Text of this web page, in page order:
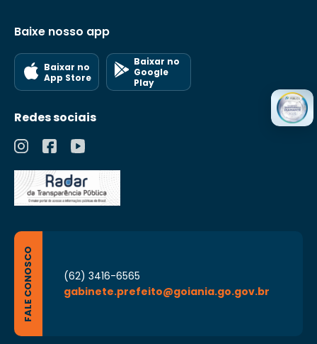
Baixe nosso app
Baixar no
App Store
Baixar no
Google
Play
Redes sociais
FALE CONOSCO
(62) 3416-6565
gabinete.prefeito@goiania.go.gov.br